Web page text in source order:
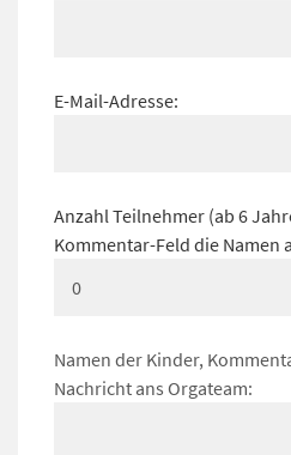
E-Mail-Adresse:
Anzahl Teilnehmer (ab 6
Kommentar-Feld die Namen
Namen der Kinder,
Nachricht ans Orgateam: